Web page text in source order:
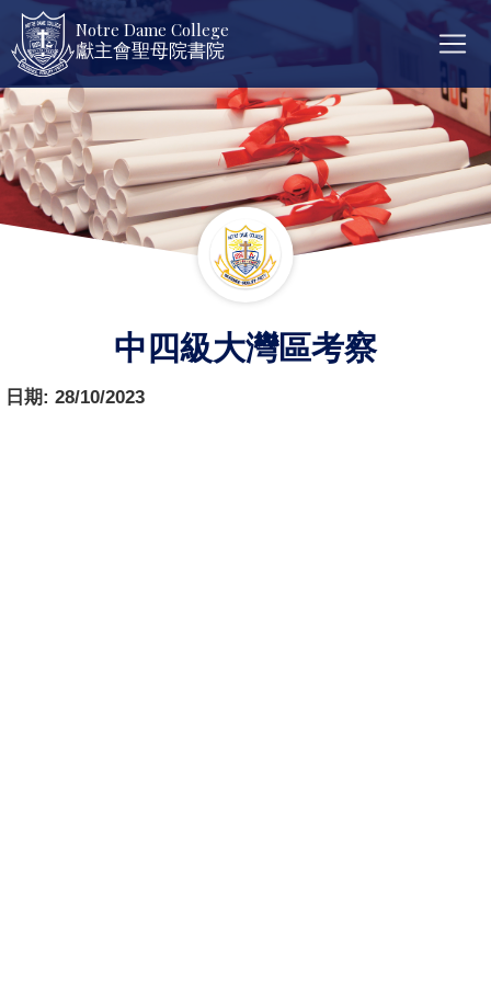
Notre Dame College
獻主會聖母院書院
中四級大灣區考察
日期: 28/10/2023